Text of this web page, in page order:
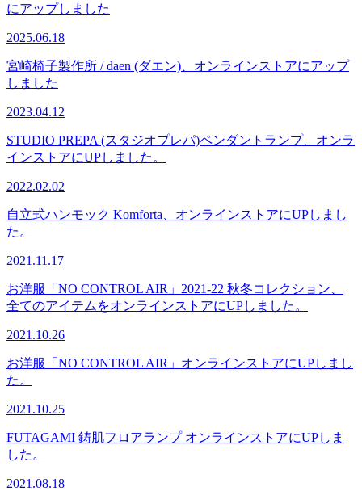
にアップしました
2025.06.18
宮崎椅子製作所 / daen (ダエン)、オンラインストアにアップ
しました
2023.04.12
STUDIO PREPA (スタジオプレパ)ペンダントランプ、オンラ
インストアにUPしました。
2022.02.02
自立式ハンモック Komforta、オンラインストアにUPしまし
た。
2021.11.17
お洋服「NO CONTROL AIR」2021-22 秋冬コレクション、
全てのアイテムをオンラインストアにUPしました。
2021.10.26
お洋服「NO CONTROL AIR」オンラインストアにUPしまし
た。
2021.10.25
FUTAGAMI 鋳肌フロアランプ オンラインストアにUPしま
した。
2021.08.18